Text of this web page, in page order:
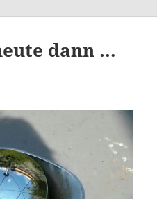
dann …